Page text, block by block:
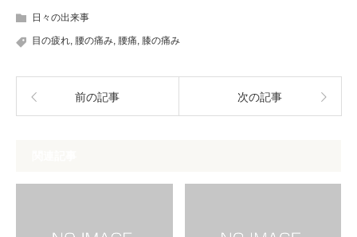
日々の出来事
目の疲れ, 腰の痛み, 腰痛, 膝の痛み
前の記事 次の記事